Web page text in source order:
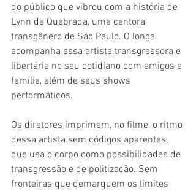
do público que vibrou com a história de
Lynn da Quebrada, uma cantora
transgênero de São Paulo. O longa
acompanha essa artista transgressora e
libertária no seu cotidiano com amigos e
família, além de seus shows
performáticos.
Os diretores imprimem, no filme, o ritmo
dessa artista sem códigos aparentes,
que usa o corpo como possibilidades de
transgressão e de politização. Sem
fronteiras que demarquem os limites